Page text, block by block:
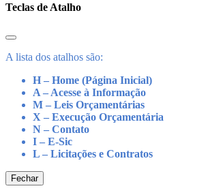
Teclas de Atalho
A lista dos atalhos são:
H – Home (Página Inicial)
A – Acesse à Informação
M – Leis Orçamentárias
X – Execução Orçamentária
N – Contato
I – E-Sic
L – Licitações e Contratos
Fechar